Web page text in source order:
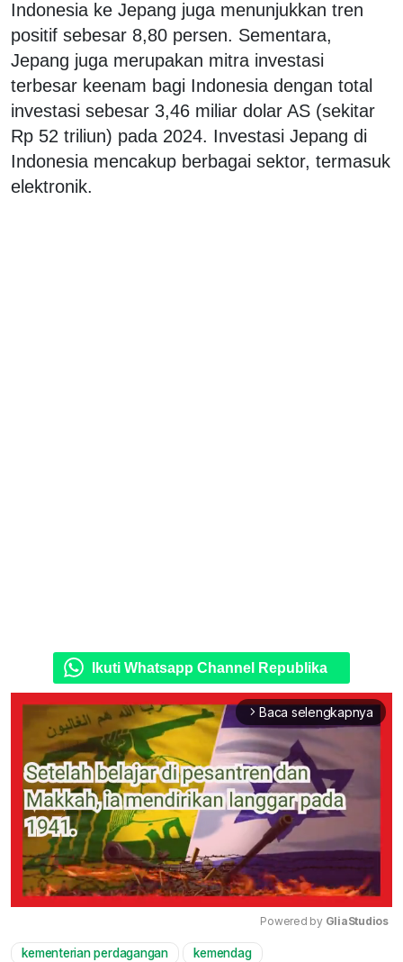
Indonesia ke Jepang juga menunjukkan tren
positif sebesar 8,80 persen. Sementara,
Jepang juga merupakan mitra investasi
terbesar keenam bagi Indonesia dengan total
investasi sebesar 3,46 miliar dolar AS (sekitar
Rp 52 triliun) pada 2024. Investasi Jepang di
Indonesia mencakup berbagai sektor, termasuk
elektronik.
Ikuti Whatsapp Channel Republika
arrow_forward_ios Baca selengkapnya
Powered by GliaStudios
kementerian perdagangan kemendag